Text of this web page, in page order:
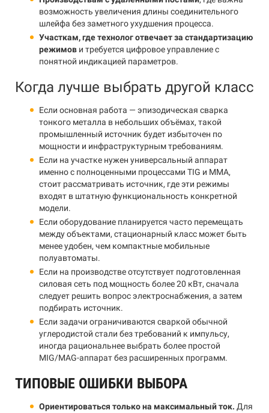
возможность увеличения длины соединительного
шлейфа без заметного ухудшения процесса.
Участкам, где технолог отвечает за стандартизацию
режимов и требуется цифровое управление с
понятной индикацией параметров.
Когда лучше выбрать другой класс
Если основная работа — эпизодическая сварка
тонкого металла в небольших объёмах, такой
промышленный источник будет избыточен по
мощности и инфраструктурным требованиям.
Если на участке нужен универсальный аппарат
именно с полноценными процессами TIG и MMA,
стоит рассматривать источник, где эти режимы
входят в штатную функциональность конкретной
модели.
Если оборудование планируется часто перемещать
между объектами, стационарный класс может быть
менее удобен, чем компактные мобильные
полуавтоматы.
Если на производстве отсутствует подготовленная
силовая сеть под мощность более 20 кВт, сначала
следует решить вопрос электроснабжения, а затем
подбирать источник.
Если задачи ограничиваются сваркой обычной
углеродистой стали без требований к импульсу,
иногда рациональнее выбрать более простой
MIG/MAG-аппарат без расширенных программ.
ТИПОВЫЕ ОШИБКИ ВЫБОРА
Ориентироваться только на максимальный ток. Для